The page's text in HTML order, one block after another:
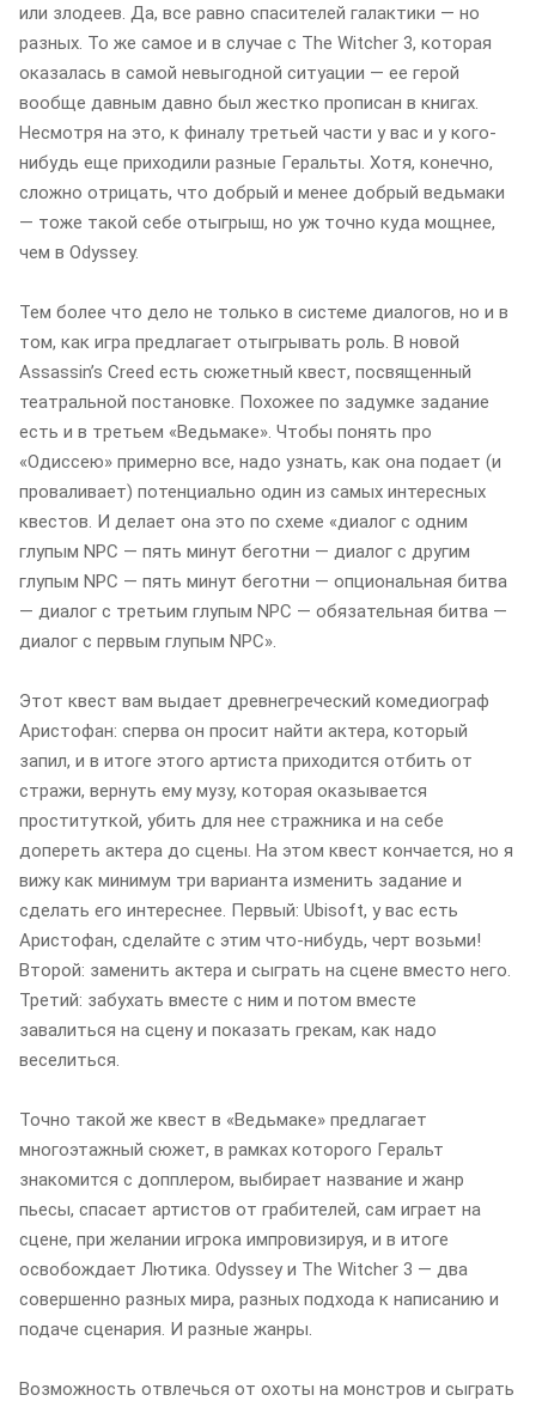
или злодеев. Да, все равно спасителей галактики — но
разных. То же самое и в случае с The Witcher 3, которая
оказалась в самой невыгодной ситуации — ее герой
вообще давным давно был жестко прописан в книгах.
Несмотря на это, к финалу третьей части у вас и у кого-
нибудь еще приходили разные Геральты. Хотя, конечно,
сложно отрицать, что добрый и менее добрый ведьмаки
— тоже такой себе отыгрыш, но уж точно куда мощнее,
чем в Odyssey.
Тем более что дело не только в системе диалогов, но и в
том, как игра предлагает отыгрывать роль. В новой
Assassinʼs Creed есть сюжетный квест, посвященный
театральной постановке. Похожее по задумке задание
есть и в третьем «Ведьмаке». Чтобы понять про
«Одиссею» примерно все, надо узнать, как она подает (и
проваливает) потенциально один из самых интересных
квестов. И делает она это по схеме «диалог с одним
глупым NPC — пять минут беготни — диалог с другим
глупым NPC — пять минут беготни — опциональная битва
— диалог с третьим глупым NPC — обязательная битва —
диалог с первым глупым NPC».
Этот квест вам выдает древнегреческий комедиограф
Аристофан: сперва он просит найти актера, который
запил, и в итоге этого артиста приходится отбить от
стражи, вернуть ему музу, которая оказывается
проституткой, убить для нее стражника и на себе
допереть актера до сцены. На этом квест кончается, но я
вижу как минимум три варианта изменить задание и
сделать его интереснее. Первый: Ubisoft, у вас есть
Аристофан, сделайте с этим что-нибудь, черт возьми!
Второй: заменить актера и сыграть на сцене вместо него.
Третий: забухать вместе с ним и потом вместе
завалиться на сцену и показать грекам, как надо
веселиться.
Точно такой же квест в «Ведьмаке» предлагает
многоэтажный сюжет, в рамках которого Геральт
знакомится с допплером, выбирает название и жанр
пьесы, спасает артистов от грабителей, сам играет на
сцене, при желании игрока импровизируя, и в итоге
освобождает Лютика. Odyssey и The Witcher 3 — два
совершенно разных мира, разных подхода к написанию и
подаче сценария. И разные жанры.
Возможность отвлечься от охоты на монстров и сыграть